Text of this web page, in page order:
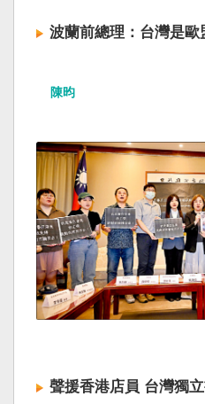
波蘭前總理：台灣是
陳昀
聲援香港店員 台灣獨